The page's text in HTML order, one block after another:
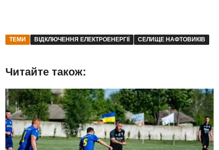
ТЕМИ ВІДКЛЮЧЕННЯ ЕЛЕКТРОЕНЕРГІЇ СЕЛИЩЕ НАФТОВИКІВ
Читайте також: